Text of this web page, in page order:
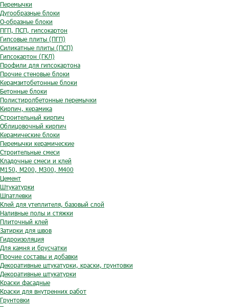
Перемычки
Дугообразные блоки
O-образные блоки
ПГП, ПСП, гипсокартон
Гипсовые плиты (ПГП)
Силикатные плиты (ПСП)
Гипсокартон (ГКЛ)
Профили для гипсокартона
Прочие стеновые блоки
Керамзитобетонные блоки
Бетонные блоки
Полистиролбетонные перемычки
Кирпич, керамика
Строительный кирпич
Облицовочный кирпич
Керамические блоки
Перемычки керамические
Строительные смеси
Кладочные смеси и клей
М150, М200, М300, М400
Цемент
Штукатурки
Шпатлевки
Клей для утеплителя, базовый слой
Наливные полы и стяжки
Плиточный клей
Затирки для швов
Гидроизоляция
Для камня и брусчатки
Прочие составы и добавки
Декоративные штукатурки, краски, грунтовки
Декоративные штукатурки
Краски фасадные
Краски для внутренних работ
Грунтовки